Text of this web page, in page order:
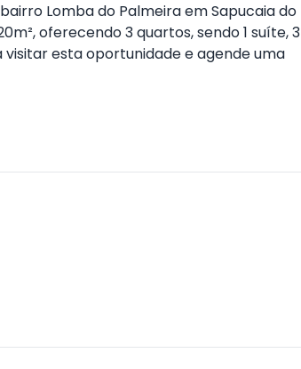
Lomba do Palmeira em Sapucaia do
oferecendo 3 quartos, sendo 1 suíte, 3
esta oportunidade e agende uma